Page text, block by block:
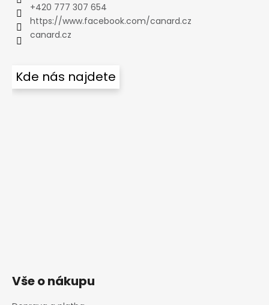
+420 777 307 654
https://www.facebook.com/canard.cz
canard.cz
Kde nás najdete
Vše o nákupu